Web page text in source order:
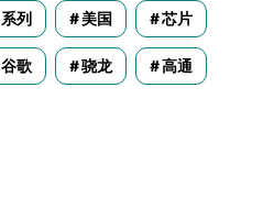
系列 美国 芯片
谷歌 骁龙 高通